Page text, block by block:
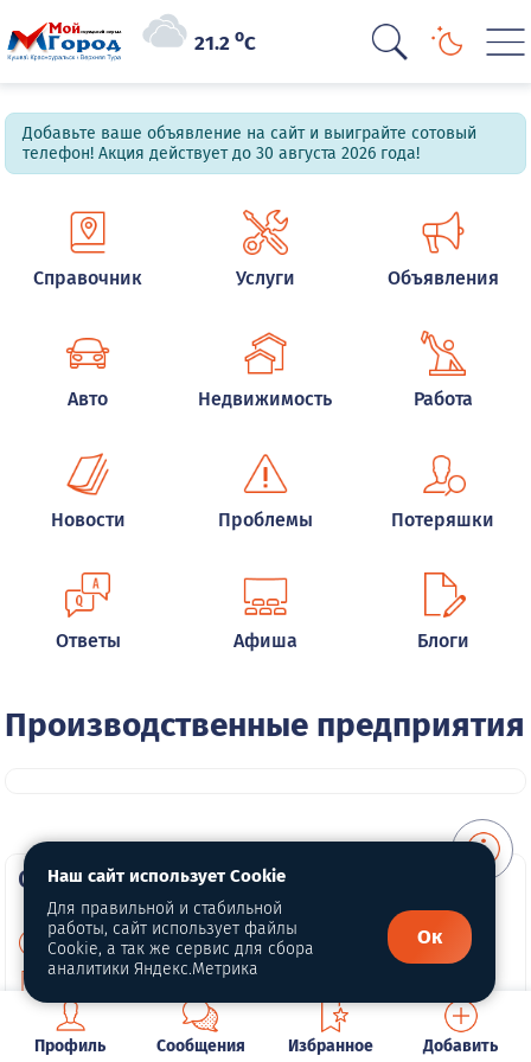
21.2oC
Добавьте ваше объявление на сайт и выиграйте сотовый
телефон! Акция действует до 30 августа 2026 года!
Справочник Услуги Объявления
Авто Недвижимость Работа
Новости Проблемы Потеряшки
Ответы Афиша Блоги
Производственные предприятия
О портале
О нас
Политика конфиденциальности
Публичная оферта
Профиль Сообщения Избранное Добавить
Наш сайт использует Cookie
Для правильной и стабильной
работы, сайт использует файлы
Cookie, а так же сервис для сбора
аналитики Яндекс.Метрика
Ок